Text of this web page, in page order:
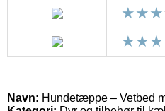
Navn: Hundetæppe – Vetbed